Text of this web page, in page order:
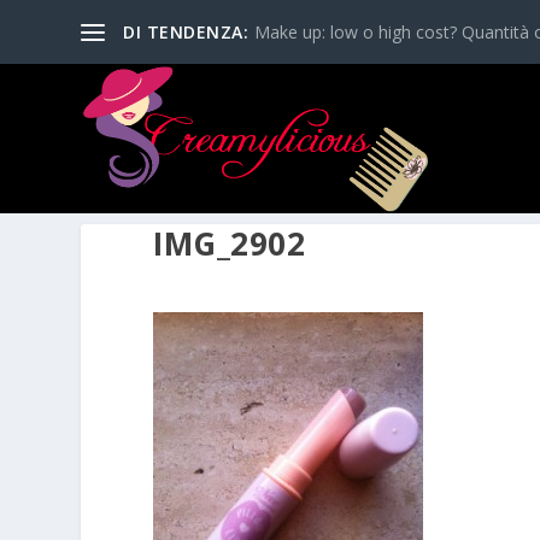
DI TENDENZA: Make up: low o high cost? Quantità
IMG_2902